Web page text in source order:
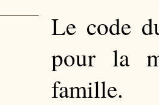
Le code
pour la
famille.